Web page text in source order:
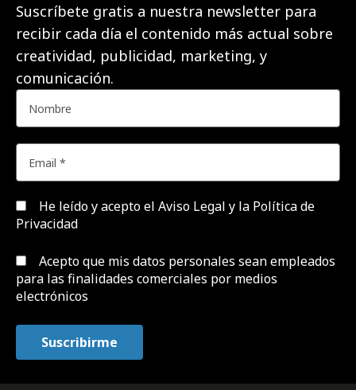
Suscríbete gratis a nuestra newsletter para
recibir cada día el contenido más actual sobre
creatividad, publicidad, marketing, y
comunicación.
He leído y acepto el Aviso Legal y la Política de
Privacidad
Acepto que mis datos personales sean empleados
para las finalidades comerciales por medios
electrónicos